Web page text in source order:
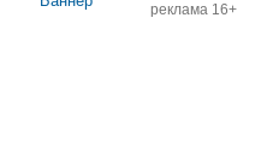
реклама 16+